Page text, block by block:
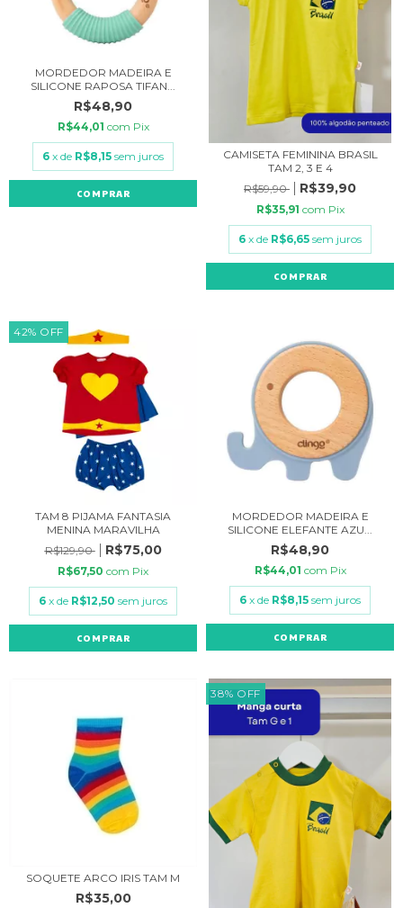
MORDEDOR MADEIRA E
SILICONE RAPOSA TIFAN...
R$48,90
R$44,01 com Pix
6 x de R$8,15 sem juros
CAMISETA FEMININA BRASIL
TAM 2, 3 E 4
R$59,90
R$39,90
R$35,91 com Pix
6 x de R$6,65 sem juros
COMPRAR
42% OFF
TAM 8 PIJAMA FANTASIA
MENINA MARAVILHA
R$129,90
R$75,00
R$67,50 com Pix
6 x de R$12,50 sem juros
COMPRAR
MORDEDOR MADEIRA E
SILICONE ELEFANTE AZU...
R$48,90
R$44,01 com Pix
6 x de R$8,15 sem juros
SOQUETE ARCO IRIS TAM M
R$35,00
38% OFF